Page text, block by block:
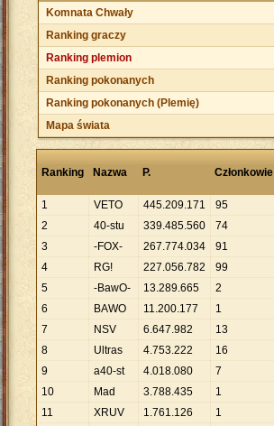
Komnata Chwały
Ranking graczy
Ranking plemion
Ranking pokonanych
Ranking pokonanych (Plemię)
Mapa świata
Ranking Nazwa P. Członkowie
1
VETO 445.209.171 95
2
40-stu 339.485.560 74
3
-FOX- 267.774.034 91
4
RG! 227.056.782 99
5
-BawO- 13.289.665 2
6
BAWO 11.200.177 1
7
NSV 6.647.982 13
8
Ultras 4.753.222 16
9
a40-st 4.018.080 7
10
Mad 3.788.435 1
11
XRUV 1.761.126 1